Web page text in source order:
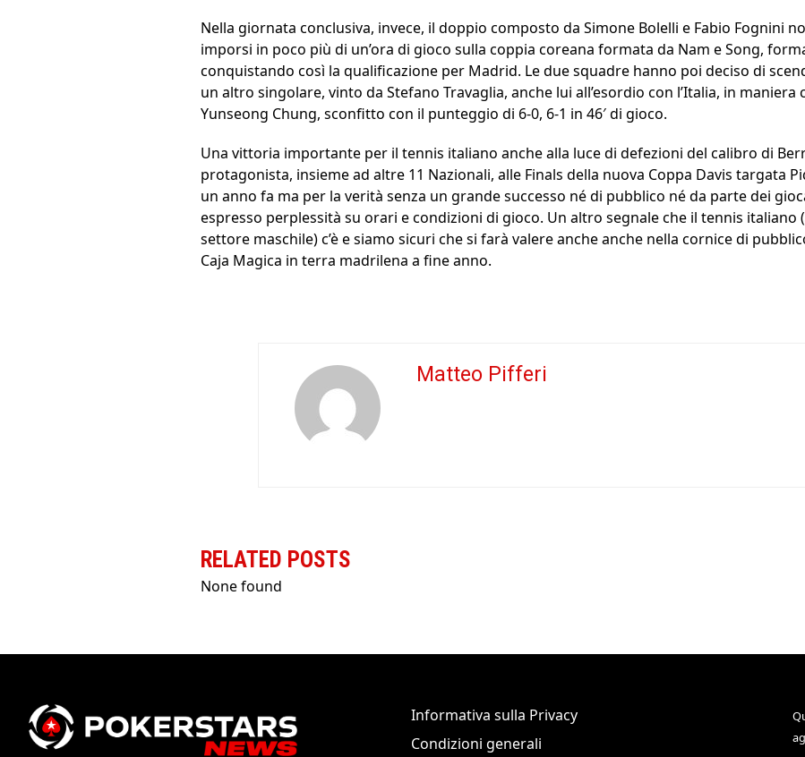
Nella giornata conclusiva, invece, il doppio composto da Simone Bolelli e Fabio Fognini
imporsi in poco più di un’ora di gioco sulla coppia coreana formata da Nam e Song,
conquistando così la qualificazione per Madrid. Le due squadre hanno poi deciso di
un altro singolare, vinto da Stefano Travaglia, anche lui all’esordio con l’Italia, in
Yunseong Chung, sconfitto con il punteggio di 6-0, 6-1 in 46′ di gioco.
Una vittoria importante per il tennis italiano anche alla luce di defezioni del calibro di
protagonista, insieme ad altre 11 Nazionali, alle Finals della nuova Coppa Davis targata
un anno fa ma per la verità senza un grande successo né di pubblico né da parte dei
espresso perplessità su orari e condizioni di gioco. Un altro segnale che il tennis italiano
settore maschile) c’è e siamo sicuri che si farà valere anche anche nella cornice di
Caja Magica in terra madrilena a fine anno.
Matteo Pifferi
RELATED POSTS
None found
Informativa sulla Privacy
Condizioni generali